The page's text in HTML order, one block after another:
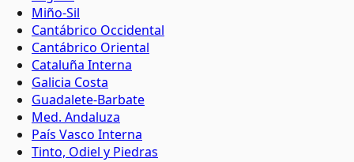
Miño-Sil
Cantábrico Occidental
Cantábrico Oriental
Cataluña Interna
Galicia Costa
Guadalete-Barbate
Med. Andaluza
País Vasco Interna
Tinto, Odiel y Piedras